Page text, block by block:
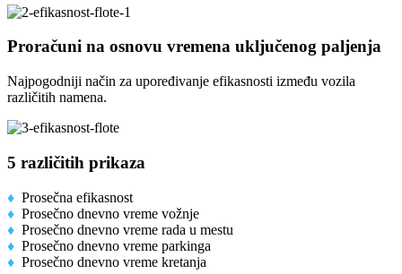
Proračuni na osnovu vremena uključenog paljenja
Najpogodniji način za upoređivanje efikasnosti između vozila
različitih namena.
5 različitih prikaza
♦ Prosečna efikasnost
♦ Prosečno dnevno vreme vožnje
♦ Prosečno dnevno vreme rada u mestu
♦ Prosečno dnevno vreme parkinga
♦ Prosečno dnevno vreme kretanja